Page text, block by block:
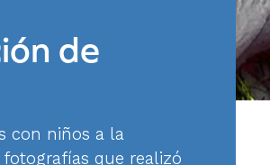
de
con niños a la
que realizó